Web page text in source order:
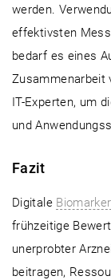
werden.
effektivsten
bedarf es eines
Zusammenarbeit
IT-Experten, um
und
Fazit
Digitale Biomarker
frühzeitige
unerprobter
beitragen,